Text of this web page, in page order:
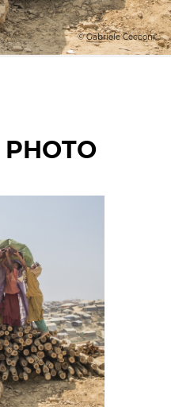
© Gabriele Cecconi
PHOTO